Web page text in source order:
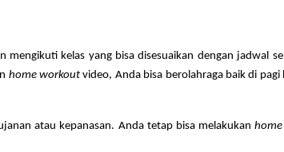
kelas yang bisa disesuaikan dengan jadwal
home workoutvideo, Anda bisa berolahraga baik di pagi
atau kepanasan. Anda tetap bisa melakukan